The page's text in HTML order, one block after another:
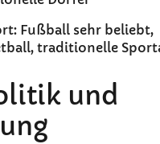
Fußball sehr beliebt,
traditionelle
und